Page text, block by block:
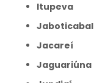
Itupeva
Jaboticabal
Jacareí
Jaguariúna